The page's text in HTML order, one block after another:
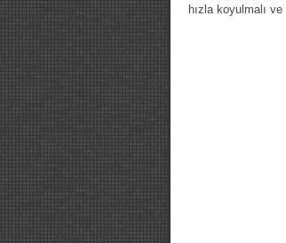
hızla koyulmalı